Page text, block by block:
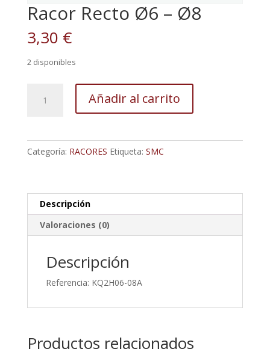
Racor Recto Ø6 – Ø8
3,30 €
2 disponibles
Recto
cantidad
Añadir al carrito
Categoría: RACORES Etiqueta: SMC
Descripción
Valoraciones (0)
Descripción
Referencia: KQ2H06-08A
Productos relacionados